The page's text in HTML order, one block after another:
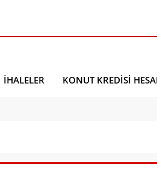
İHALELER KONUT KREDISI